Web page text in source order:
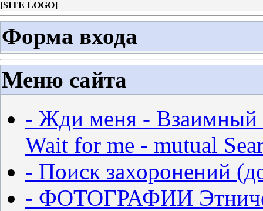
[SITE LOGO]
Форма входа
Меню сайта
- Жди меня - Взаимный
Wait for me - mutual
- Поиск захоронений
- ФОТОГРАФИИ